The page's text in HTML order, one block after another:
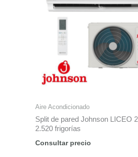
Aire Acondicionado
Split de pared Johnson LICEO
2.520 frigorías
Consultar precio